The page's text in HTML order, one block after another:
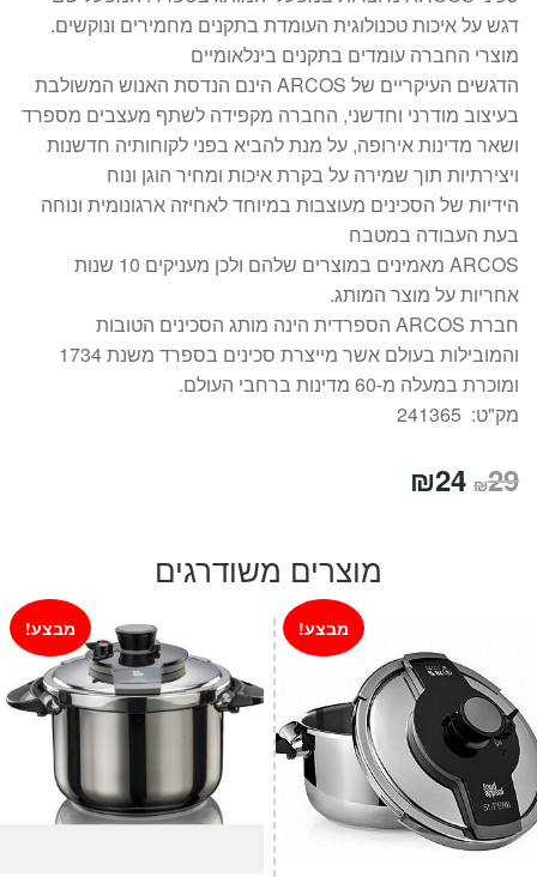
דגש על איכות טכנולוגית העומדת בתקנים מחמירים ונוקשים.
מוצרי החברה עומדים בתקנים בינלאומיים
הדגשים העיקריים של ARCOS הינם הנדסת האנוש המשולבת
בעיצוב מודרני וחדשני, החברה מקפידה לשתף מעצבים מספרד
ושאר מדינות אירופה, על מנת להביא בפני לקוחותיה חדשנות
ויצירתיות תוך שמירה על בקרת איכות ומחיר הוגן ונוח
הידיות של הסכינים מעוצבות במיוחד לאחיזה ארגונומית ונוחה
בעת העבודה במטבח
ARCOS מאמינים במוצרים שלהם ולכן מעניקים 10 שנות
אחריות על מוצר המותג.
חברת ARCOS הספרדית הינה מותג הסכינים הטובות
והמובילות בעולם אשר מייצרת סכינים בספרד משנת 1734
ומוכרת במעלה מ-60 מדינות ברחבי העולם.
מק"ט: 241365
₪29 המחיר
₪24
הוא:
₪24.
מוצרים משודרגים
מבצע! מבצע!